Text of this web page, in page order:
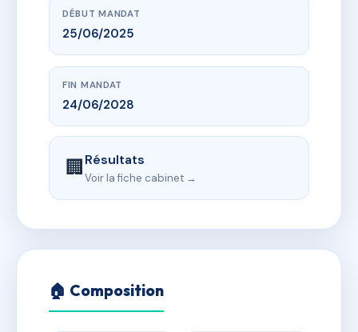
DÉBUT MANDAT
25/06/2025
FIN MANDAT
24/06/2028
🏢Résultats
Voir la fiche cabinet →
🏠 Composition